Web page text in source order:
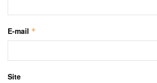
E-mail *
Site